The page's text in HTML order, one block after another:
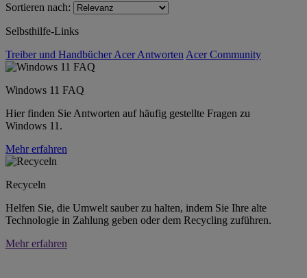
Sortieren nach:
Selbsthilfe-Links
Treiber und HandbücherAcer Antworten Acer Community
Windows 11 FAQ
Hier finden Sie Antworten auf häufig gestellte Fragen zu
Windows 11.
Mehr erfahren
Recyceln
Helfen Sie, die Umwelt sauber zu halten, indem Sie Ihre alte
Technologie in Zahlung geben oder dem Recycling zuführen.
Mehr erfahren